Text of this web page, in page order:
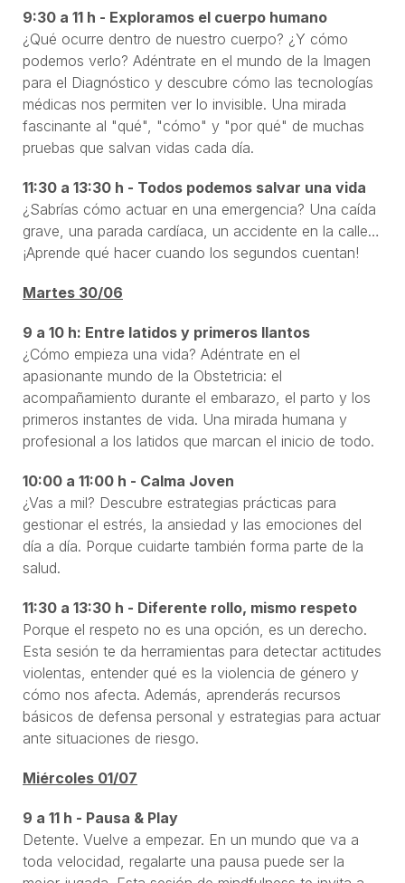
9:30 a 11 h - Exploramos el cuerpo humano
¿Qué ocurre dentro de nuestro cuerpo? ¿Y cómo
podemos verlo? Adéntrate en el mundo de la Imagen
para el Diagnóstico y descubre cómo las tecnologías
médicas nos permiten ver lo invisible. Una mirada
fascinante al "qué", "cómo" y "por qué" de muchas
pruebas que salvan vidas cada día.
11:30 a 13:30 h - Todos podemos salvar una vida
¿Sabrías cómo actuar en una emergencia? Una caída
grave, una parada cardíaca, un accidente en la calle…
¡Aprende qué hacer cuando los segundos cuentan!
Martes 30/06
9 a 10 h: Entre latidos y primeros llantos
¿Cómo empieza una vida? Adéntrate en el
apasionante mundo de la Obstetricia: el
acompañamiento durante el embarazo, el parto y los
primeros instantes de vida. Una mirada humana y
profesional a los latidos que marcan el inicio de todo.
10:00 a 11:00 h - Calma Joven
¿Vas a mil? Descubre estrategias prácticas para
gestionar el estrés, la ansiedad y las emociones del
día a día. Porque cuidarte también forma parte de la
salud.
11:30 a 13:30 h - Diferente rollo, mismo respeto
Porque el respeto no es una opción, es un derecho.
Esta sesión te da herramientas para detectar actitudes
violentas, entender qué es la violencia de género y
cómo nos afecta. Además, aprenderás recursos
básicos de defensa personal y estrategias para actuar
ante situaciones de riesgo.
Miércoles 01/07
9 a 11 h - Pausa & Play
Detente. Vuelve a empezar. En un mundo que va a
toda velocidad, regalarte una pausa puede ser la